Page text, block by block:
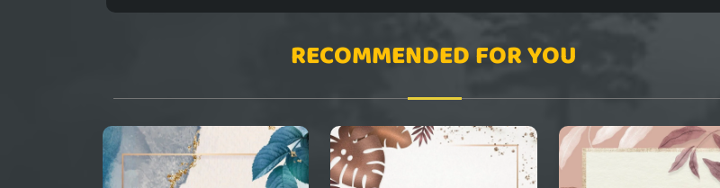
RECOMMENDED FOR YOU